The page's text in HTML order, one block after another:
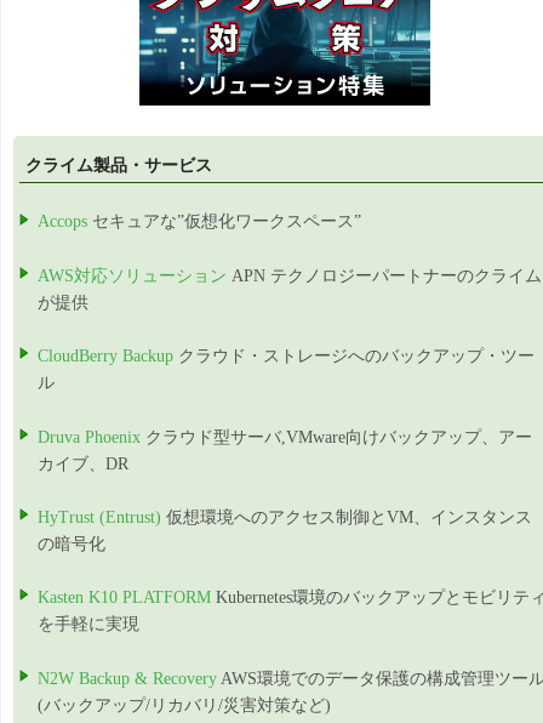
クライム製品・サービス
Accops セキュアな”仮想化ワークスペース”
AWS対応ソリューション APN テクノロジーパートナーのクライム
が提供
CloudBerry Backup クラウド・ストレージへのバックアップ・ツー
ル
Druva Phoenix クラウド型サーバ,VMware向けバックアップ、アー
カイブ、DR
HyTrust (Entrust) 仮想環境へのアクセス制御とVM、インスタンス
の暗号化
Kasten K10 PLATFORM Kubernetes環境のバックアップとモビリテ
を手軽に実現
N2W Backup & Recovery AWS環境でのデータ保護の構成管理ツー
(バックアップ/リカバリ/災害対策など)